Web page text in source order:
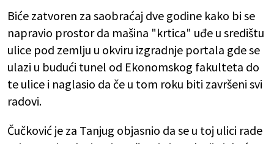
Biće zatvoren za saobraćaj dve godine kako bi se
napravio prostor da mašina "krtica" uđe u središtu
ulice pod zemlju u okviru izgradnje portala gde se
ulazi u budući tunel od Ekonomskog fakulteta do
te ulice i naglasio da če u tom roku biti završeni svi
radovi.
Čučković je za Tanjug objasnio da se u toj ulici rade